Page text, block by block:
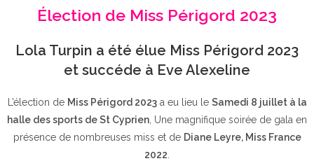
Élection de Miss Périgord 2023
Lola Turpin a été élue Miss Périgord 2023
et succéde à Eve Alexeline
L’élection de Miss Périgord 2023a eu lieu le Samedi 8 juillet à la
halle des sports de St Cyprien , Une magnifique soirée de gala en
présence de nombreuses miss et de Diane Leyre, Miss France
2022